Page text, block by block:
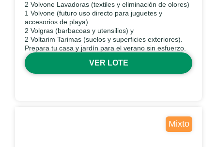
2 Volvone Lavadoras (textiles y eliminación de olores)
1 Volvone (futuro uso directo para juguetes y
accesorios de playa)
2 Volgras (barbacoas y utensilios) y
2 Voltarim Tarimas (suelos y superficies exteriores).
Prepara tu casa y jardín para el verano sin esfuerzo.
VER LOTE
Mixto